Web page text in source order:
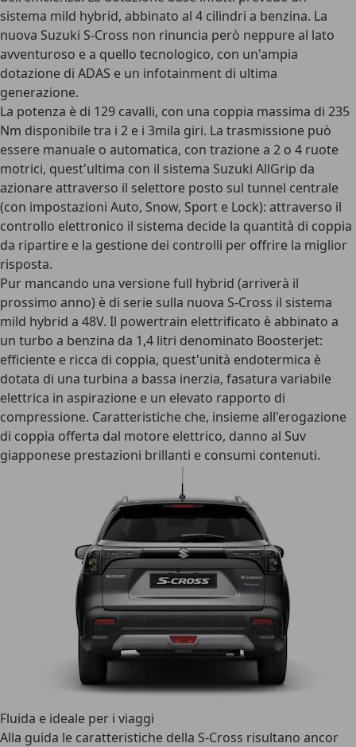
sistema mild hybrid, abbinato al 4 cilindri a benzina. La
nuova Suzuki S-Cross non rinuncia però neppure al lato
avventuroso e a quello tecnologico, con un'ampia
dotazione di ADAS e un infotainment di ultima
generazione.
La potenza è di 129 cavalli, con una coppia massima di 235
Nm disponibile tra i 2 e i 3mila giri. La trasmissione può
essere manuale o automatica, con trazione a 2 o 4 ruote
motrici, quest'ultima con il sistema Suzuki AllGrip da
azionare attraverso il selettore posto sul tunnel centrale
(con impostazioni Auto, Snow, Sport e Lock): attraverso il
controllo elettronico il sistema decide la quantità di coppia
da ripartire e la gestione dei controlli per offrire la miglior
risposta.
Pur mancando una versione full hybrid (arriverà il
prossimo anno) è di serie sulla nuova S-Cross il sistema
mild hybrid a 48V. Il powertrain elettrificato è abbinato a
un turbo a benzina da 1,4 litri denominato Boosterjet:
efficiente e ricca di coppia, quest'unità endotermica è
dotata di una turbina a bassa inerzia, fasatura variabile
elettrica in aspirazione e un elevato rapporto di
compressione. Caratteristiche che, insieme all'erogazione
di coppia offerta dal motore elettrico, danno al Suv
giapponese prestazioni brillanti e consumi contenuti.
Fluida e ideale per i viaggi
Alla guida le caratteristiche della S-Cross risultano ancor